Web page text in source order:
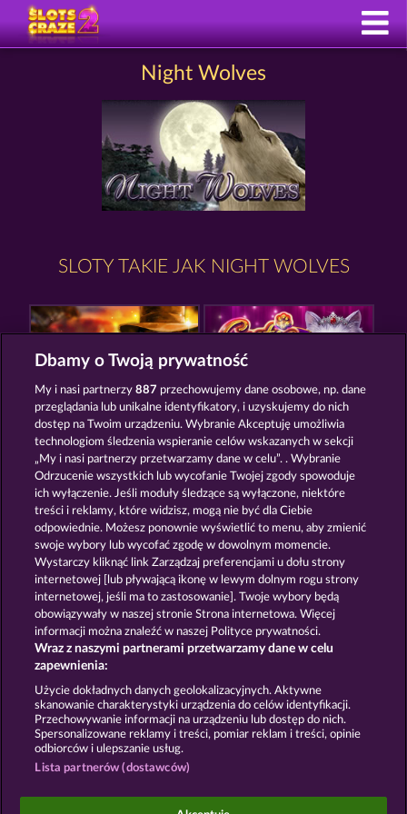
Night Wolves
SLOTY TAKIE JAK NIGHT WOLVES
SAVANNA MOON CUTIE CAT
GOLDEN EI OF MOORHUHN WILD RAPA NUI
Zasady i warunki Polityka prywatności
Nota prawna Firma FAQ Facebook
Prześlij wniosek o wypłatę
Gry społecznościowe mają przeznaczenie czysto
Dbamy o Twoją prywatność
My i nasi partnerzy887 przechowujemy dane osobowe, np. dane
przeglądania lub unikalne identyfikatory, i uzyskujemy do nich
dostęp na Twoim urządzeniu. Wybranie Akceptuję umożliwia
technologiom śledzenia wspieranie celów wskazanych w sekcji
„My i nasi partnerzy przetwarzamy dane w celu”. . Wybranie
Odrzucenie wszystkich lub wycofanie Twojej zgody spowoduje
ich wyłączenie. Jeśli moduły śledzące są wyłączone, niektóre
treści i reklamy, które widzisz, mogą nie być dla Ciebie
odpowiednie. Możesz ponownie wyświetlić to menu, aby zmienić
swoje wybory lub wycofać zgodę w dowolnym momencie.
Wystarczy kliknąć link Zarządzaj preferencjami u dołu strony
internetowej [lub pływającą ikonę w lewym dolnym rogu strony
internetowej, jeśli ma to zastosowanie]. Twoje wybory będą
obowiązywały w naszej stronie Strona internetowa. Więcej
informacji można znaleźć w naszej Polityce prywatności.
Wraz z naszymi partnerami przetwarzamy dane w celu
zapewnienia:
Użycie dokładnych danych geolokalizacyjnych. Aktywne
skanowanie charakterystyki urządzenia do celów identyfikacji.
Przechowywanie informacji na urządzeniu lub dostęp do nich.
Spersonalizowane reklamy i treści, pomiar reklam i treści, opinie
odbiorców i ulepszanie usług.
Lista partnerów (dostawców)